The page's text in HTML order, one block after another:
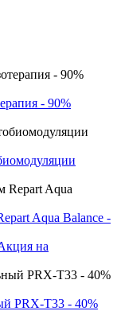
- 90%
Aqua Balance -
на
PRX-T33 - 40%